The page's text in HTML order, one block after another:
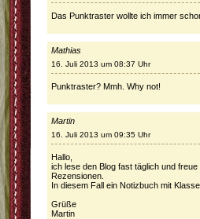
Das Punktraster wollte ich immer
Mathias
16. Juli 2013 um 08:37 Uhr
Punktraster? Mmh. Why not!
Martin
16. Juli 2013 um 09:35 Uhr
Hallo,
ich lese den Blog fast täglich und
Rezensionen.
In diesem Fall ein Notizbuch mit
Grüße
Martin